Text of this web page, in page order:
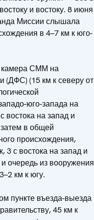
и востоку. 8 июня
Миссии слышала
в 4–7 км к юго-
камера СММ на
(ДФС) (15 км к северу от
юго-запада на
востока на запад и
в общей
происхождения,
3 с востока на запад и
очередь из вооружения
км к югу.
пункте въезда-выезда
45 км к